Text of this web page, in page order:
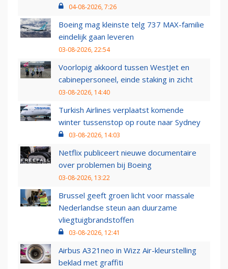
04-08-2026, 7:26
Boeing mag kleinste telg 737 MAX-familie
eindelijk gaan leveren
03-08-2026, 22:54
Voorlopig akkoord tussen WestJet en
cabinepersoneel, einde staking in zicht
03-08-2026, 14:40
Turkish Airlines verplaatst komende
winter tussenstop op route naar Sydney
03-08-2026, 14:03
Netflix publiceert nieuwe documentaire
over problemen bij Boeing
03-08-2026, 13:22
Brussel geeft groen licht voor massale
Nederlandse steun aan duurzame
vliegtuigbrandstoffen
03-08-2026, 12:41
Airbus A321neo in Wizz Air-kleurstelling
beklad met graffiti